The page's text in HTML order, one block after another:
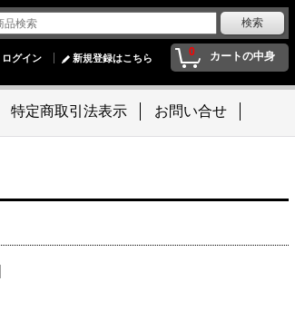
0 カートの中身
ログイン 新規登録はこちら
特定商取引法表示 お問い合せ